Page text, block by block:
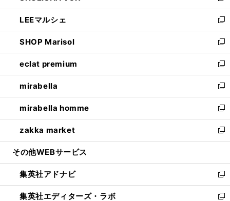
開
く
ウ
で
開
く
ン
ド
ウ
で
開
く
ウ
ィ
ン
ド
ウ
で
開
く
し
い
ウ
ィ
ン
ド
ウ
で
開
く
LEEマルシェ
新
し
い
ウ
ィ
ン
ド
ウ
で
開
く
SHOP Marisol
新
し
い
ウ
ィ
ン
ド
ウ
で
開
eclat premium
新
し
い
ウ
ィ
ン
ド
ウ
開
く
mirabella
新
し
い
ウ
ィ
ン
ウ
で
開
く
mirabella homme
新
し
い
ウ
ン
ド
ウ
で
zakka market
新
し
ウ
ィ
ン
ド
その他WEBサービス
集英社アドナビ
新
し
い
集英社エディターズ・ラボ 新